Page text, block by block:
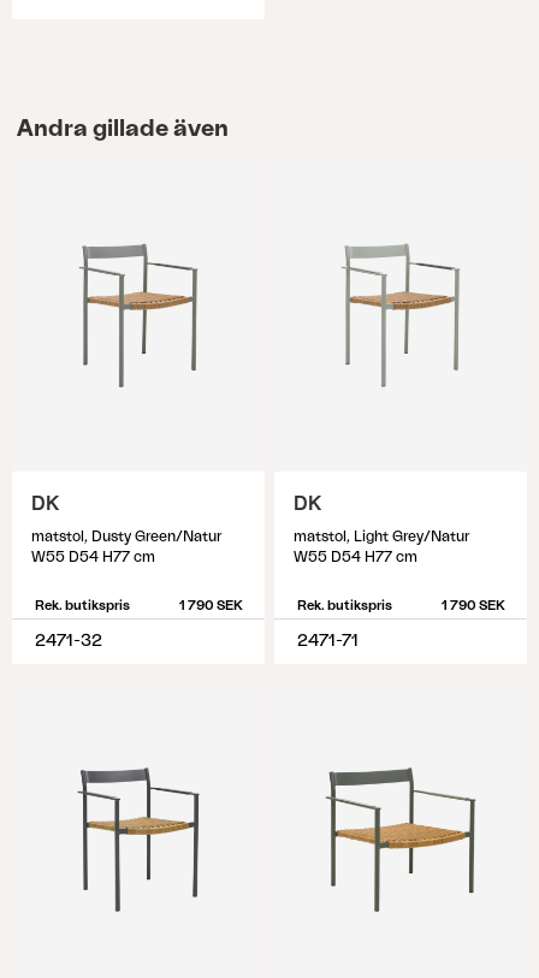
Andra gillade även
DK
matstol, Dusty Green/Natur
W55 D54 H77 cm
Rek. butikspris 1 790 SEK
2471-32
DK
matstol, Light Grey/Natur
W55 D54 H77 cm
Rek. butikspris 1 790 SEK
2471-71